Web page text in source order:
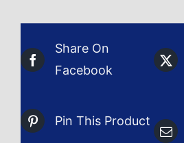
Share On
Facebook
Pin This Product